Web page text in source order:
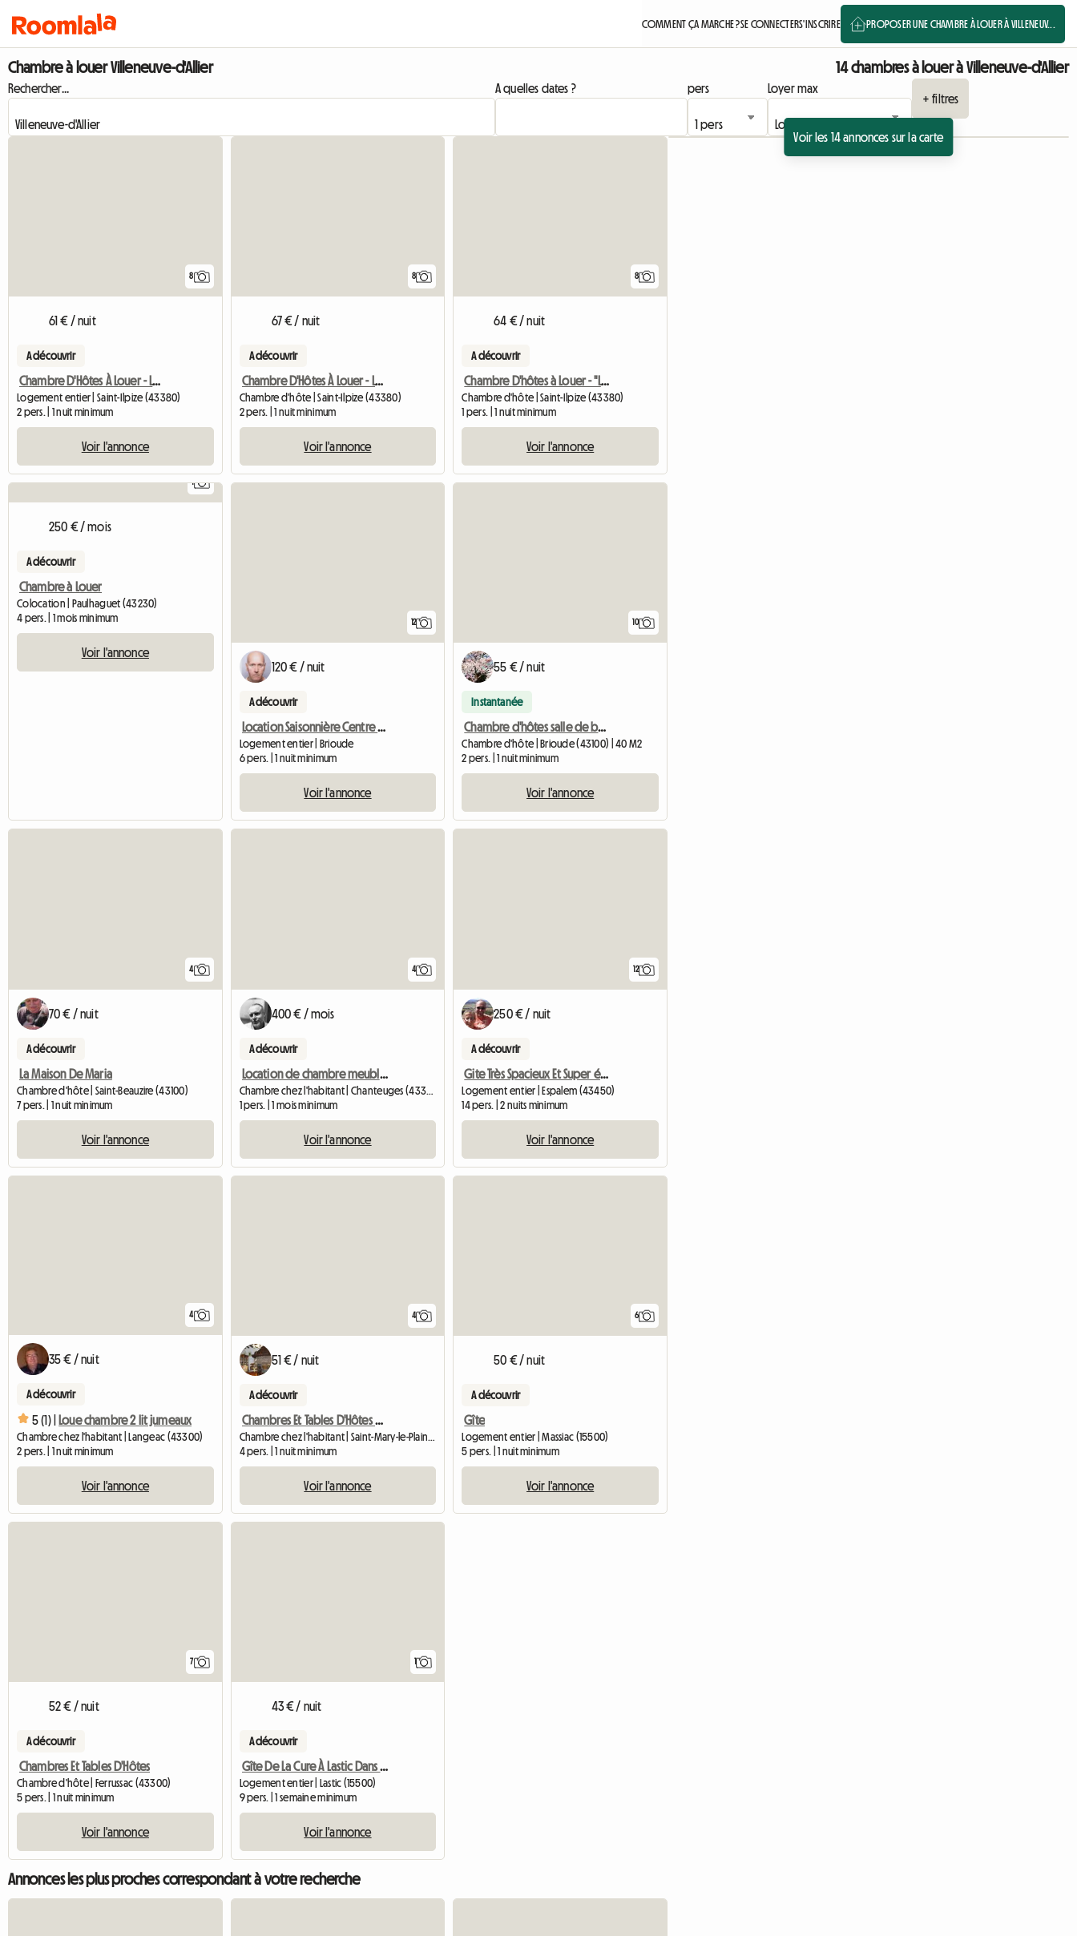
COMMENT ÇA MARCHE ?SE CONNECTERS'INSCRIRE PROPOSER UNE CHAMBRE À LOUER À VILLENEUV...
Chambre à louer Villeneuve-d'Allier 14 chambres à louer à Villeneuve-d'Allier
Rechercher... A quelles dates ? pers
Loyer max
+ filtres
Voir les 14 annonces sur la carte
8
61 € / nuit
A découvrir
Chambre D'Hôtes À Louer - Le Potager
Logement entier | Saint-Ilpize (43380)
2 pers. | 1 nuit minimum
Voir l'annonce
8
67 € / nuit
A découvrir
Chambre D'Hôtes À Louer - Les Cépages
Chambre d'hôte | Saint-Ilpize (43380)
2 pers. | 1 nuit minimum
Voir l'annonce
8
64 € / nuit
A découvrir
Chambre D'hôtes à Louer - "Le Colombier"
Chambre d'hôte | Saint-Ilpize (43380)
1 pers. | 1 nuit minimum
Voir l'annonce
1
Accéder à l'annonce
250 € / mois
A découvrir
Chambre à Louer
Colocation | Paulhaguet (43230)
4 pers. | 1 mois minimum
Voir l'annonce
12
120 € / nuit
A découvrir
Location Saisonnière Centre Ville Historique
Logement entier | Brioude
6 pers. | 1 nuit minimum
Voir l'annonce
10
55 € / nuit
Instantanée
Chambre d'hôtes salle de bains WC centre historique Brioude
Chambre d'hôte | Brioude (43100) | 40 M2
2 pers. | 1 nuit minimum
Voir l'annonce
4
70 € / nuit
A découvrir
La Maison De Maria
Chambre d'hôte | Saint-Beauzire (43100)
7 pers. | 1 nuit minimum
Voir l'annonce
4
400 € / mois
A découvrir
Location de chambre meublée chez l’habitant
1 pers. | 1 mois minimum
Voir l'annonce
12
250 € / nuit
A découvrir
Gite Très Spacieux Et Super équipé
Logement entier | Espalem (43450)
14 pers. | 2 nuits minimum
Voir l'annonce
4
35 € / nuit
A découvrir
5 (1) | Loue chambre 2 lit jumeaux
Chambre chez l'habitant | Langeac (43300)
2 pers. | 1 nuit minimum
Voir l'annonce
4
51 € / nuit
A découvrir
Chambres Et Tables D'Hôtes Cantal
Chambre chez l'habitant | Saint-Mary-le-Plain (15500) | 20 M2
4 pers. | 1 nuit minimum
Voir l'annonce
6
50 € / nuit
A découvrir
Gîte
Logement entier | Massiac (15500)
5 pers. | 1 nuit minimum
Voir l'annonce
7
52 € / nuit
A découvrir
Chambres Et Tables D'Hôtes
Chambre d'hôte | Ferrussac (43300)
5 pers. | 1 nuit minimum
Voir l'annonce
1
43 € / nuit
A découvrir
Gîte De La Cure À Lastic Dans Le Cantal
Logement entier | Lastic (15500)
9 pers. | 1 semaine minimum
Voir l'annonce
Annonces les plus proches correspondant à votre recherche